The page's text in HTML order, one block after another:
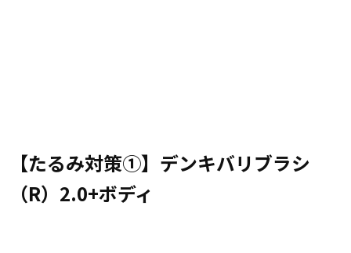
【たるみ対策①】デンキバリブラシ
（R）2.0+ボディ